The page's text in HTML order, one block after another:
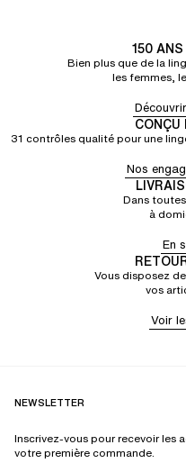
150
Bien plus que de la
les femmes,
CONÇU
31 contrôles qualité pour une
Nos
Dans
à
En
Vous disposez
vos
Voir
NEWSLETTER
Inscrivez-vous pour recevoir
votre première commande.